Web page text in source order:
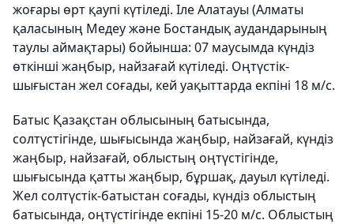
жоғары өрт қаупі күтіледі. Іле Алатауы (Алматы
қаласының Медеу және Бостандық аудандарының
таулы аймақтары) бойынша: 07 маусымда күндіз
өткінші жаңбыр, найзағай күтіледі. Оңтүстік-
шығыстан жел соғады, кей уақыттарда екпіні 18 м/с.
Батыс Қазақстан облысының батысында,
солтүстігінде, шығысында жаңбыр, найзағай, күндіз
жаңбыр, найзағай, облыстың оңтүстігінде,
шығысында қатты жаңбыр, бұршақ, дауыл күтіледі.
Жел солтүстік-батыстан соғады, күндіз облыстың
батысында, оңтүстігінде екпіні 15-20 м/с. Облыстың